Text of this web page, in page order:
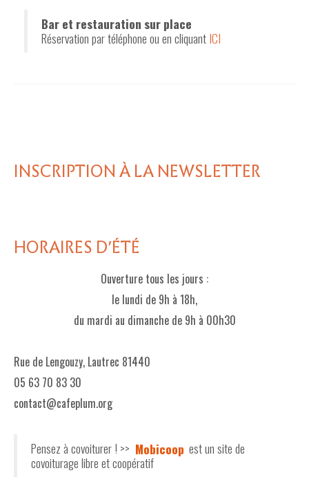
Bar et restauration sur place
Réservation par téléphone ou en cliquantICI
INSCRIPTION À LA NEWSLETTER
HORAIRES D'ÉTÉ
Ouverture tous les jours :
le lundi de 9h à 18h,
du mardi au dimanche de 9h à 00h30
Rue de Lengouzy, Lautrec 81440
05 63 70 83 30
contact@cafeplum.org
Pensez à covoiturer ! >> Mobicoop est un site de
covoiturage libre et coopératif